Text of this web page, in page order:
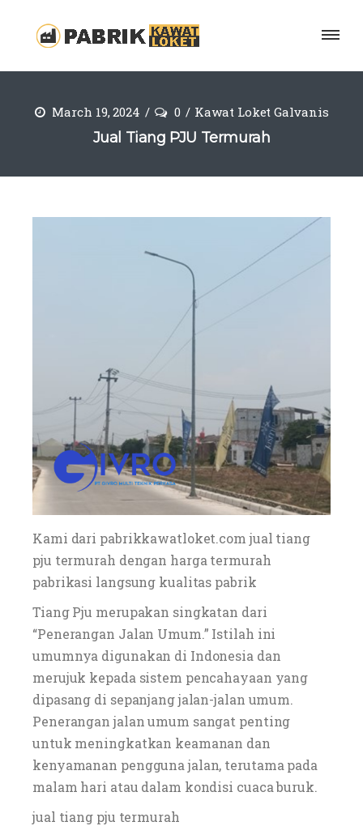
March 19, 2024 0 Kawat Loket Galvanis
Jual Tiang PJU Termurah
Kami dari pabrikkawatloket.com jual tiang
pju termurah dengan harga termurah
pabrikasi langsung kualitas pabrik
Tiang Pju merupakan singkatan dari
“Penerangan Jalan Umum.” Istilah ini
umumnya digunakan di Indonesia dan
merujuk kepada sistem pencahayaan yang
dipasang di sepanjang jalan-jalan umum.
Penerangan jalan umum sangat penting
untuk meningkatkan keamanan dan
kenyamanan pengguna jalan, terutama pada
malam hari atau dalam kondisi cuaca buruk.
jual tiang pju termurah